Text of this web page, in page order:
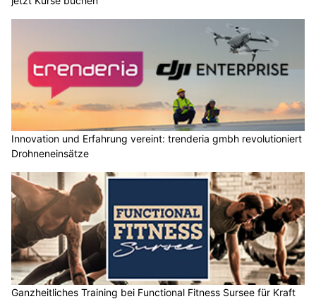
Innovation und Erfahrung vereint: trenderia gmbh revolutioniert
Drohneneinsätze
Ganzheitliches Training bei Functional Fitness Sursee für Kraft